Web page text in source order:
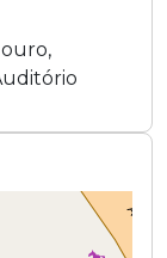
,